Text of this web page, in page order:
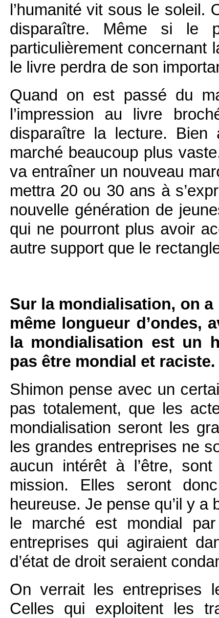
l’humanité vit sous le soleil.
disparaître. Même si le
particulièrement concernant
le livre perdra de son
Quand on est passé du
l’impression au livre
disparaître la lecture.
marché beaucoup plus
va entraîner un nouveau
mettra 20 ou 30 ans à
nouvelle génération de
qui ne pourront plus avoir
autre support que le
Sur la mondialisation, on
même longueur d’ondes,
la mondialisation est un
pas être mondial et raciste.
Shimon pense avec un
pas totalement, que les
mondialisation seront les
les grandes entreprises ne
aucun intérêt à l’être,
mission. Elles seront
heureuse. Je pense qu’il y
le marché est mondial
entreprises qui agiraient
d’état de droit seraient
On verrait les entreprises
Celles qui exploitent les